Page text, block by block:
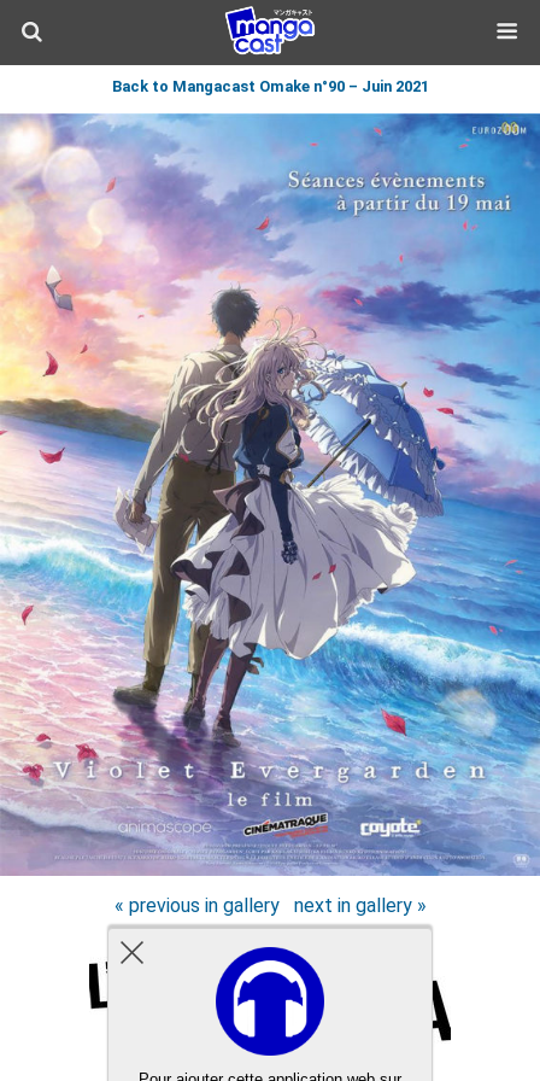
Back to Mangacast Omake n°90 – Juin 2021
« previous in gallery next in gallery »